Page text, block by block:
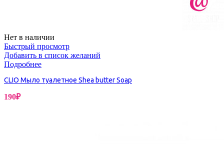
Нет в наличии
Быстрый просмотр
Добавить в список желаний
Подробнее
CLIO Мыло туалетное Shea butter Soap
190₽